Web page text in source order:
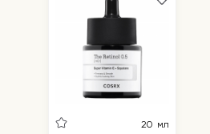
20 мл